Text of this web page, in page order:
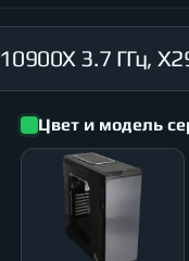
Цвет и модель